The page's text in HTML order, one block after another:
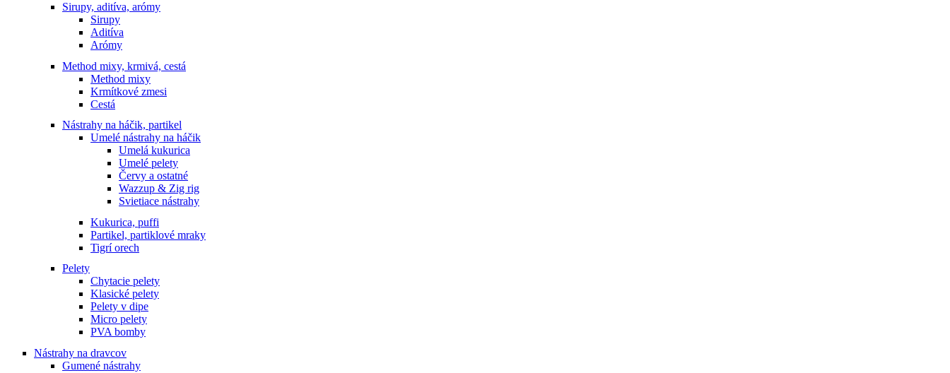
Sirupy, aditíva, arómy
Sirupy
Aditíva
Arómy
Method mixy, krmivá, cestá
Method mixy
Krmítkové zmesi
Cestá
Nástrahy na háčik, partikel
Umelé nástrahy na háčik
Umelá kukurica
Umelé pelety
Červy a ostatné
Wazzup & Zig rig
Svietiace nástrahy
Kukurica, puffi
Partikel, partiklové mraky
Tigrí orech
Pelety
Chytacie pelety
Klasické pelety
Pelety v dipe
Micro pelety
PVA bomby
Nástrahy na dravcov
Gumené nástrahy